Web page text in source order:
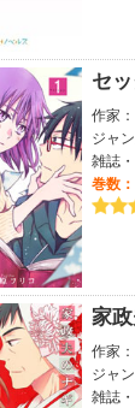
セ
作家：
ジャ
雑誌
巻数：
家
作家：
ジャ
雑誌